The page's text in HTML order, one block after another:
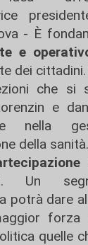
- È
e
dei
che si
e
nella
della
Un
potrà dare
forza
quelle